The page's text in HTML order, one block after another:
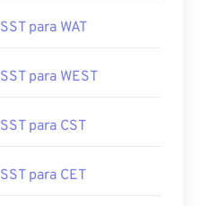
SST para WAT
SST para WEST
SST para CST
SST para CET